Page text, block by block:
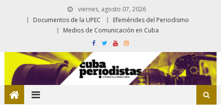
viernes, agosto 07, 2026
Documentos de la UPEC
Efemérides del Periodismo
Medios de Comunicación en Cuba